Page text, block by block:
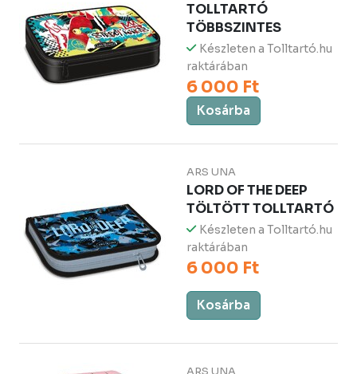
TOLLTARTÓ
TÖBBSZINTES
Készleten a Tolltartó.hu
raktárában
6 000 Ft
Kosárba
ARS UNA
LORD OF THE DEEP
TÖLTÖTT TOLLTARTÓ
Készleten a Tolltartó.hu
raktárában
6 000 Ft
Kosárba
ARS UNA